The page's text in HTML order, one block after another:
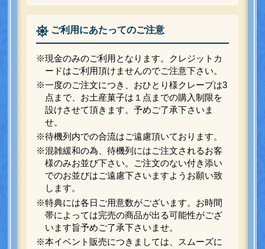
ご利用にあたってのご注意
※現金のみのご利用となります。クレジットカ
ードはご利用頂けませんのでご注意下さい。
※一度のご注文につき、おひとり様クレープは3
点まで、お土産菓子は１点までの購入制限を
設けさせて頂きます。予めご了承下さいま
せ。
※待機列内での合流はご遠慮頂いております。
※混雑緩和の為、待機列にはご注文されるお客
様のみお並び下さい。ご注文のない付き添い
でのお並びはご遠慮下さいますようお願い致
します。
※特典には各日ご用意数がございます。お時間
帯によっては完売の商品が出る可能性がござ
います旨予めご了承下さいませ。
※本イベント販売につきましては、スムーズに